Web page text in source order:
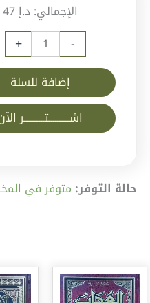
حالة التوفر: متوفر في
-
+
إضافة للسلة
اشــــــــــتــــــــــر
الإجمالي:د.إ 47